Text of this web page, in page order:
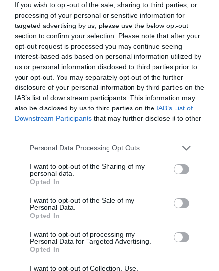
If you wish to opt-out of the sale, sharing to third parties, or
processing of your personal or sensitive information for
targeted advertising by us, please use the below opt-out
section to confirm your selection. Please note that after your
opt-out request is processed you may continue seeing
interest-based ads based on personal information utilized by
us or personal information disclosed to third parties prior to
your opt-out. You may separately opt-out of the further
disclosure of your personal information by third parties on the
IAB’s list of downstream participants. This information may
also be disclosed by us to third parties on the IAB’s List of
Downstream Participants that may further disclose it to other
Please note that this website/app uses one or more Google
not limited to your visit or usage behaviour. You may click to
grant or deny consent to Google and its third-party tags to
use your data for below specified purposes in below Google
consent section.
Personal Data Processing Opt Outs
I want to opt-out of the Sharing of my
personal data.
Opted In
I want to opt-out of the Sale of my
Personal Data.
Opted In
I want to opt-out of processing my
Personal Data for Targeted Advertising.
Opted In
I want to opt-out of Collection, Use,
kapcsolódó, monstre tudományos konferencia. (“La
stessa…
– dantisztikai konferencia a Szegedi
Tudományegyetemen
olaszissimo•2016. június 10.
Mind a szakma, mind az irodalomtudomány iránt